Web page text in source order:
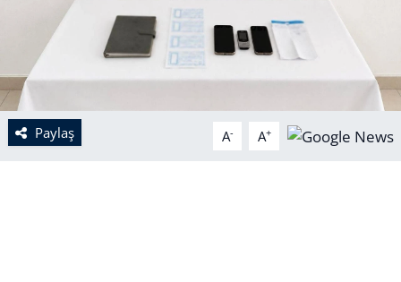
Paylaş A- A+